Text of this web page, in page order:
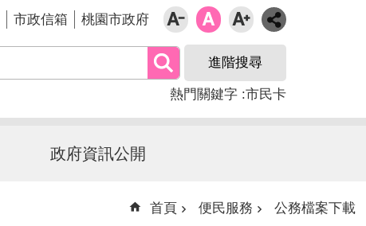
市政信箱 桃園市政府
進階搜尋
熱門關鍵字 市民卡
政府資訊公開
首頁 便民服務 公務檔案下載